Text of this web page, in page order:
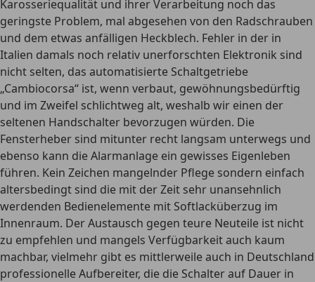
Karosseriequalität und ihrer Verarbeitung noch das
geringste Problem, mal abgesehen von den Radschrauben
und dem etwas anfälligen Heckblech. Fehler in der in
Italien damals noch relativ unerforschten Elektronik sind
nicht selten, das automatisierte Schaltgetriebe
„Cambiocorsa“ ist, wenn verbaut, gewöhnungsbedürftig
und im Zweifel schlichtweg alt, weshalb wir einen der
seltenen Handschalter bevorzugen würden. Die
Fensterheber sind mitunter recht langsam unterwegs und
ebenso kann die Alarmanlage ein gewisses Eigenleben
führen. Kein Zeichen mangelnder Pflege sondern einfach
altersbedingt sind die mit der Zeit sehr unansehnlich
werdenden Bedienelemente mit Softlacküberzug im
Innenraum. Der Austausch gegen teure Neuteile ist nicht
zu empfehlen und mangels Verfügbarkeit auch kaum
machbar, vielmehr gibt es mittlerweile auch in Deutschland
professionelle Aufbereiter, die die Schalter auf Dauer in